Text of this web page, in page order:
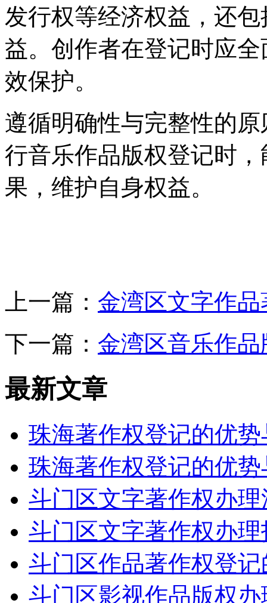
发行权等经济权益，还
益。创作者在登记时应
效保护。
遵循明确性与完整性的
行音乐作品版权登记时
果，维护自身权益。
上一篇： 金湾区文字作
下一篇： 金湾区音乐作
最新文章
珠海著作权登记的优
珠海著作权登记的优
斗门区文字著作权办
斗门区文字著作权办理
斗门区作品著作权登
斗门区影视作品版权